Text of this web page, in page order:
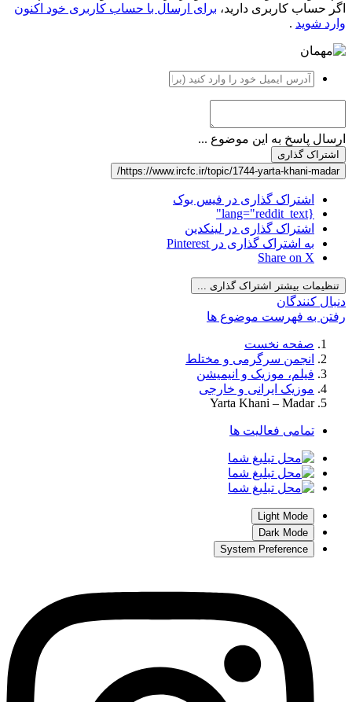
اگر حساب کاربری دارید، برای ارسال با حساب کاربری خود اکنون
وارد شوید .
ارسال پاسخ به این موضوع ...
اشتراک گذاری
https://www.ircfc.ir/topic/1744-yarta-khani-madar/
اشتراک گذاری در فیس بوک
{lang="reddit_text"
اشتراک گذاری در لینکدین
به اشتراک گذاری در Pinterest
Share on X
تنظیمات بیشتر اشتراک گذاری ...
دنبال کنندگان
رفتن به فهرست موضوع ها
صفحه نخست
انجمن سرگرمی و مختلط
فیلم، موزیک و انیمیشن
موزیک ایرانی و خارجی
Yarta Khani – Madar
تمامی فعالیت ها
Light Mode
Dark Mode
System Preference